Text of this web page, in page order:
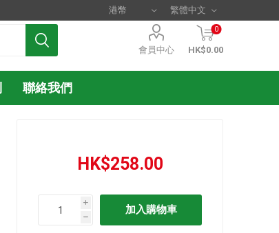
會員中心
0
HK$0.00
聯絡我們
HK$258.00
i
h